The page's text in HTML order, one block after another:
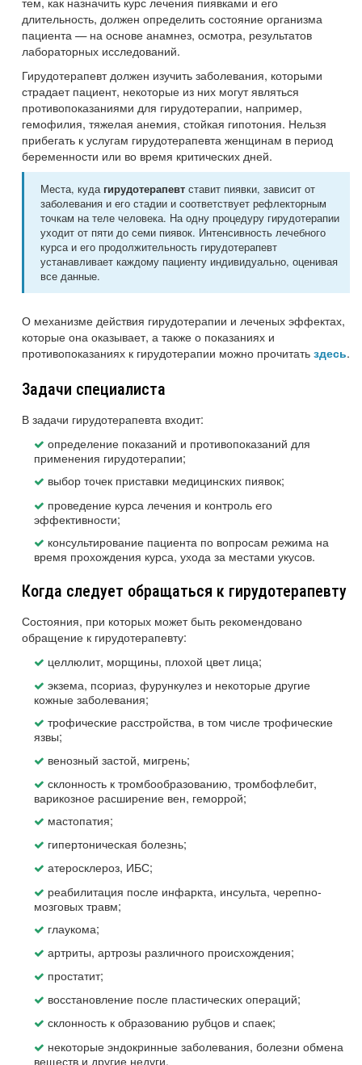
длительность, должен определить состояние организма
пациента — на основе анамнез, осмотра, результатов
лабораторных исследований.
Гирудотерапевт должен изучить заболевания, которыми
страдает пациент, некоторые из них могут являться
противопоказаниями для гирудотерапии, например,
гемофилия, тяжелая анемия, стойкая гипотония. Нельзя
прибегать к услугам гирудотерапевта женщинам в период
беременности или во время критических дней.
Места, куда гирудотерапевт ставит пиявки, зависит от
заболевания и его стадии и соответствует рефлекторным
точкам на теле человека. На одну процедуру гирудотерапии
уходит от пяти до семи пиявок. Интенсивность лечебного
курса и его продолжительность гирудотерапевт
устанавливает каждому пациенту индивидуально, оценивая
все данные.
О механизме действия гирудотерапии и леченых эффектах,
которые она оказывает, а также о показаниях и
противопоказаниях к гирудотерапии можно прочитать здесь.
Задачи специалиста
В задачи гирудотерапевта входит:
определение показаний и противопоказаний для
применения гирудотерапии;
выбор точек приставки медицинских пиявок;
проведение курса лечения и контроль его
эффективности;
консультирование пациента по вопросам режима на
время прохождения курса, ухода за местами укусов.
Когда следует обращаться к гирудотерапевту
Состояния, при которых может быть рекомендовано
обращение к гирудотерапевту:
целлюлит, морщины, плохой цвет лица;
экзема, псориаз, фурункулез и некоторые другие
кожные заболевания;
трофические расстройства, в том числе трофические
язвы;
венозный застой, мигрень;
склонность к тромбообразованию, тромбофлебит,
варикозное расширение вен, геморрой;
мастопатия;
гипертоническая болезнь;
атеросклероз, ИБС;
реабилитация после инфаркта, инсульта, черепно-
мозговых травм;
глаукома;
артриты, артрозы различного происхождения;
простатит;
восстановление после пластических операций;
склонность к образованию рубцов и спаек;
некоторые эндокринные заболевания, болезни обмена
веществ и другие недуги.